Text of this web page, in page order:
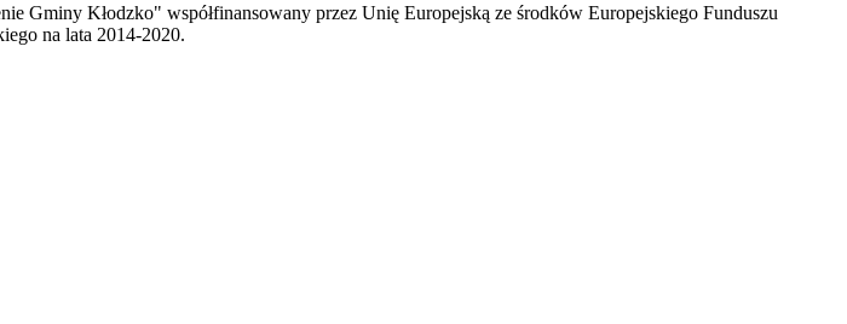
Gminy Kłodzko" współfinansowany przez Unię Europejską ze środków Europejskiego Funduszu
na lata 2014-2020.